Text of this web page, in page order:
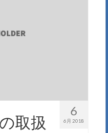
6
6月 2018
取扱